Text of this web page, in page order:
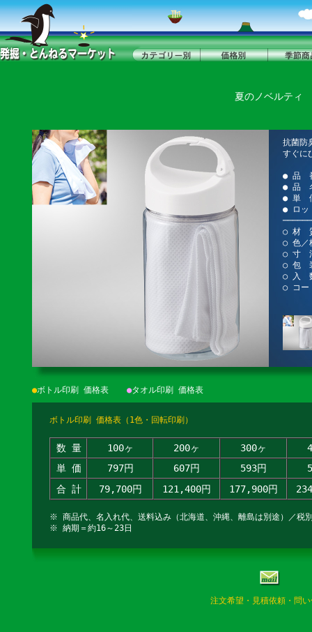
夏のノベルティ
抗菌防
すぐに
● 品
● 品
● 単
● ロッ
○ 材
○ 色／
○ 寸
○ 包
○ 入
○ コー
●ボトル印刷 価格表 ●タオル印刷 価格表
ボトル印刷 価格表（1色・回転印刷）
数 量 100ヶ 200ヶ 300ヶ
単 価
797円 607円 593円
合 計
79,700円 121,400円 177,900円
※ 商品代、名入れ代、送料込み（北海道、沖縄、離島は別途）／税
※ 納期＝約16～23日
注文希望・見積依頼・問